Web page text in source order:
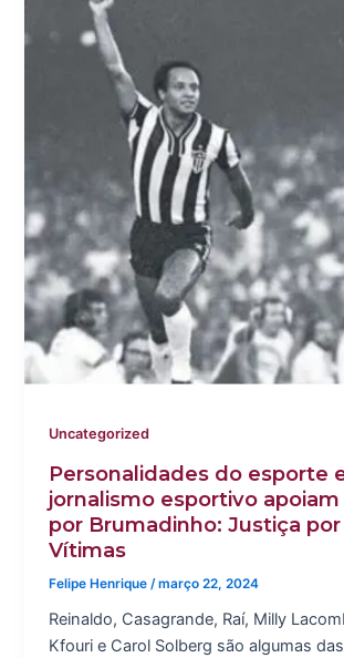
Uncategorized
Personalidades do esporte
jornalismo esportivo
por Brumadinho: Justiça por
Vítimas
Felipe Henrique /março 22, 2024
Reinaldo, Casagrande, Raí, Milly
Kfouri e Carol Solberg são algumas das